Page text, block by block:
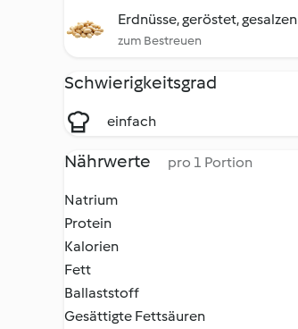
Erdnüsse, geröstet, gesalzen
zum Bestreuen
Schwierigkeitsgrad
einfach
Nährwerte pro 1 Portion
Natrium
Protein
Kalorien
Fett
Ballaststoff
Gesättigte Fettsäuren